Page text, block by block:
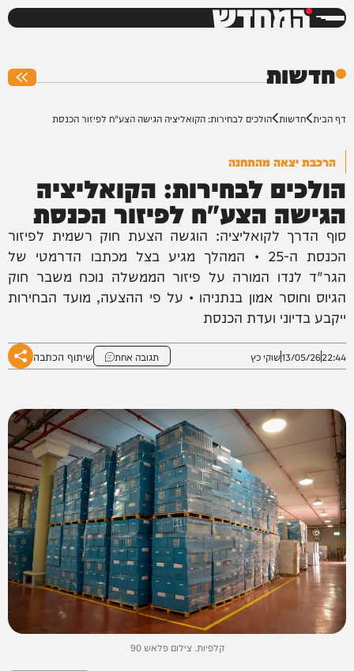
המחדש
חדשות
דף הבית חדשות הולכים לבחירות: הקואליציה הגישה הצע"ח לפיזור הכנסת
הרכבת יצאה מהתחנה
הולכים לבחירות: הקואליציה
הגישה הצע"ח לפיזור הכנסת
סוף הדרך לקואליציה: הוגשה הצעת חוק רשמית לפיזור
הכנסת ה-25 • המהלך מגיע בצל מכתבו הדרמטי של
הגר"ד לנדו המורה על פיזור הממשלה נוכח משבר חוק
הגיוס וחוסר אמון בנתניהו • על פי ההצעה, מועד הבחירות
ייקבע בדיוני ועדת הכנסת
22:44
13/05/26שוקי כץ תגובה אחת שיתוף הכתבה
קלפיות. צילום פלאש 90